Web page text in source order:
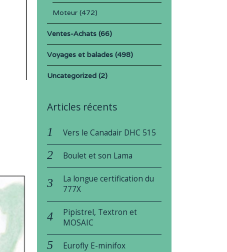
Moteur(472)
Ventes-Achats(66)
Voyages et balades(498)
Uncategorized(2)
Articles récents
Vers le Canadair DHC 515
Boulet et son Lama
La longue certification du
777X
Pipistrel, Textron et
MOSAIC
Eurofly E-minifox